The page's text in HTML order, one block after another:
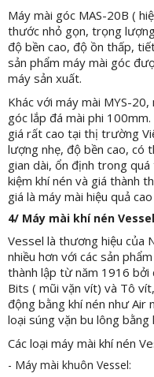
Máy mài góc MAS-20B (
thước nhỏ gọn, trọng
độ bền cao, độ ồn thấp,
sản phẩm máy mài góc
máy sản xuất.
Khác với máy mài MYS-
góc lắp đá mài phi
giá rất cao tại thị trường
lượng nhẹ, độ bền cao, có
gian dài, ổn định trong
kiệm khí nén và giá thành
giá là máy mài hiệu quả
4/ Máy mài khí nén
Vessel là thương hiệu của
nhiều hơn với các sản
thành lập từ năm 1916 bởi
Bits ( mũi vặn vít) và Tô
động bằng khí nén như Air
loại súng vặn bu lông bằng
Các loại máy mài khí nén
- Máy mài khuôn Vessel: